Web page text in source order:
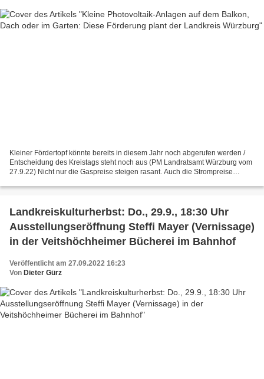
Kleiner Fördertopf könnte bereits in diesem Jahr noch abgerufen werden /
Entscheidung des Kreistags steht noch aus (PM Landratsamt Würzburg vom
27.9.22) Nicht nur die Gaspreise steigen rasant. Auch die Strompreise
Landkreiskulturherbst: Do., 29.9., 18:30 Uhr
Ausstellungseröffnung Steffi Mayer (Vernissage)
in der Veitshöchheimer Bücherei im Bahnhof
Veröffentlicht am 27.09.2022 16:23
Von Dieter Gürz